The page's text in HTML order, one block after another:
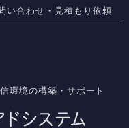
い合わせ・見積もり依頼
環境の構築・サポート